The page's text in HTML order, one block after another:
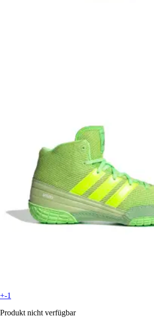
+-1
Produkt nicht verfügbar